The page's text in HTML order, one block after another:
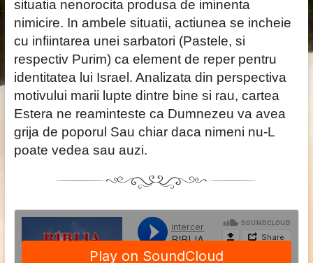
situatia nenorocita produsa de iminenta
nimicire. In ambele situatii, actiunea se incheie
cu infiintarea unei sarbatori (Pastele, si
respectiv Purim) ca element de reper pentru
identitatea lui Israel. Analizata din perspectiva
motivului marii lupte dintre bine si rau, cartea
Estera ne reaminteste ca Dumnezeu va avea
grija de poporul Sau chiar daca nimeni nu-L
poate vedea sau auzi.